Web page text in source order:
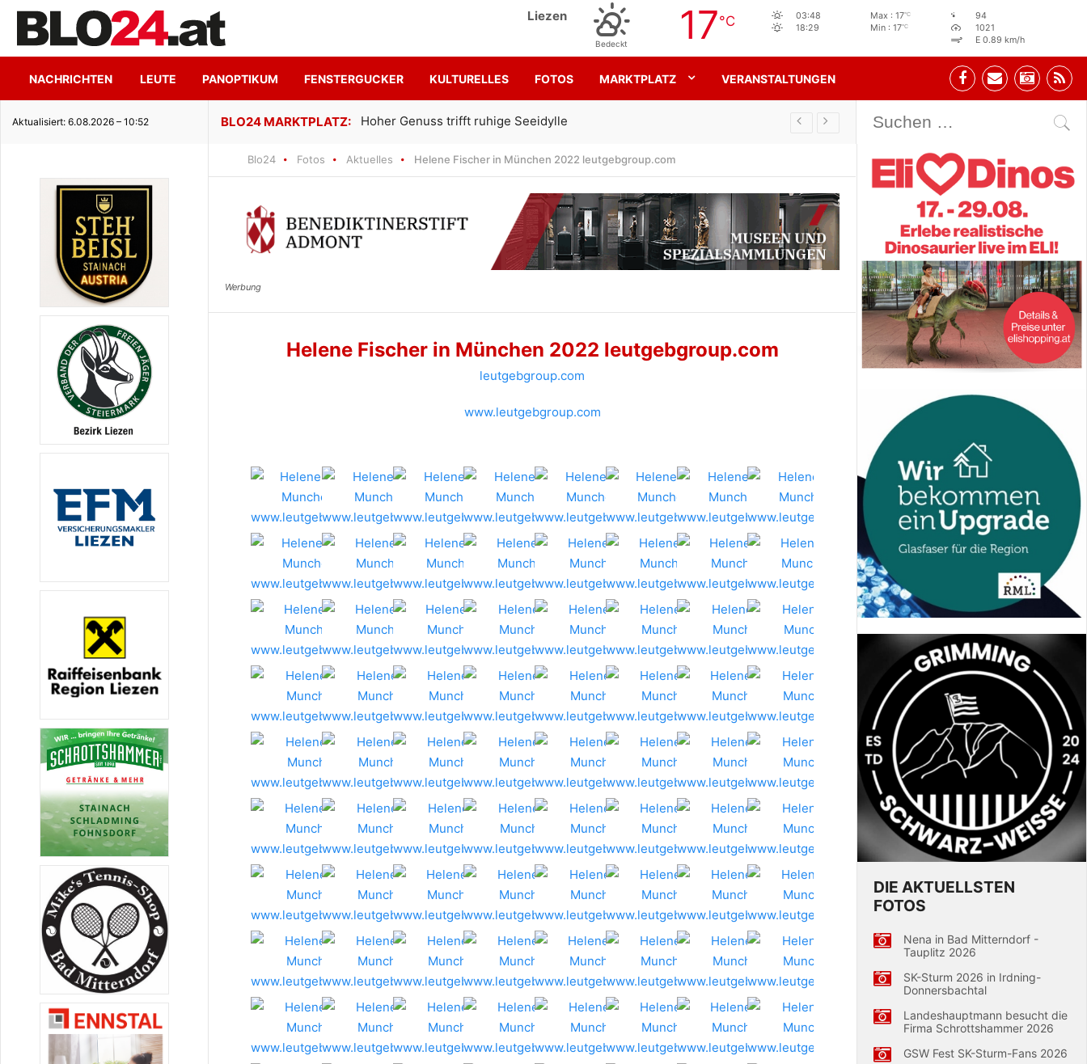
Liezen
Bedeckt 17°C
03:48
18:29
Max : 17°C
Min : 17°C
94
1021
E 0.89 km/h
NACHRICHTEN LEUTE PANOPTIKUM FENSTERGUCKER KULTURELLES FOTOS MARKTPLATZ VERANSTALTUNGEN
Aktualisiert: 6.08.2026 – 10:52 Hoher Genuss trifft ruhige Seeidylle Gemeinsam für den SK Sturm
Blo24 Fotos Aktuelles Helene Fischer in München 2022 leutgebgroup.com
Helene Fischer in München 2022 leutgebgroup.com
leutgebgroup.com
www.leutgebgroup.com
DIE AKTUELLSTEN
FOTOS
Nena in Bad Mitterndorf -
Tauplitz 2026
SK-Sturm 2026 in Irdning-
Donnersbachtal
Landeshauptmann besucht die
Firma Schrottshammer 2026
GSW Fest SK-Sturm-Fans 2026